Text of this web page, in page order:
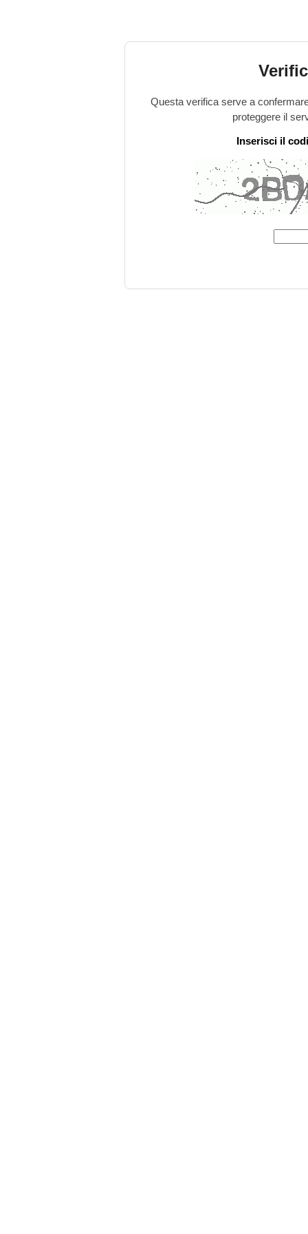
Questa verifica serve a
proteggere il
Inserisci il